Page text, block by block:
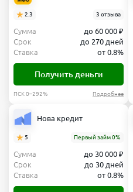
2.3 3 отзыва
Сумма
до 60 000 ₽
Срок
до 270 дней
Ставка
от 0.8%
Получить деньги
ПСК 0–292% Подробнее
Нова кредит
5 Первый займ 0%
Сумма
до 30 000 ₽
Срок
до 30 дней
Ставка
от 0.8%